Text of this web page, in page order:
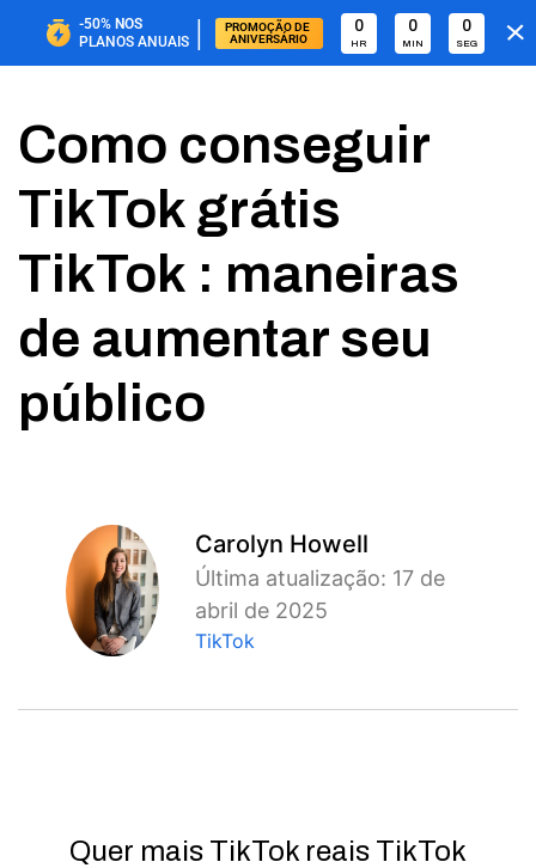
-50% NOS
PLANOS ANUAIS |
PROMOÇÃO DE
ANIVERSÁRIO
0
HR
0
MIN
0
SEG
Como conseguir
TikTok grátis
TikTok : maneiras
de aumentar seu
público
Carolyn Howell
Última atualização: 17 de
abril de 2025
TikTok
Quer mais TikTok reais TikTok